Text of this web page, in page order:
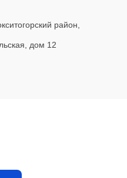
район,
дом 12